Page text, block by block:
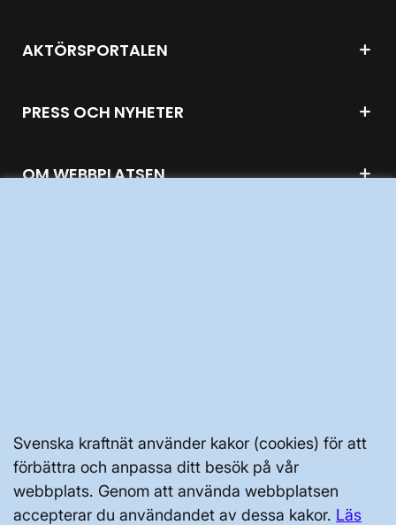
Svenska kraftnät använder kakor (cookies) för att
förbättra och anpassa ditt besök på vår
webbplats. Genom att använda webbplatsen
accepterar du användandet av dessa kakor. Läs
AKTÖRSPORTALEN
PRESS OCH NYHETER
OM WEBBPLATSEN
Vår dataskyddspolicy
Tillgänglighetsredogörelse